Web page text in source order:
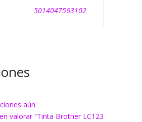
5014047563102
aún.
valorar “Tinta Brother LC123